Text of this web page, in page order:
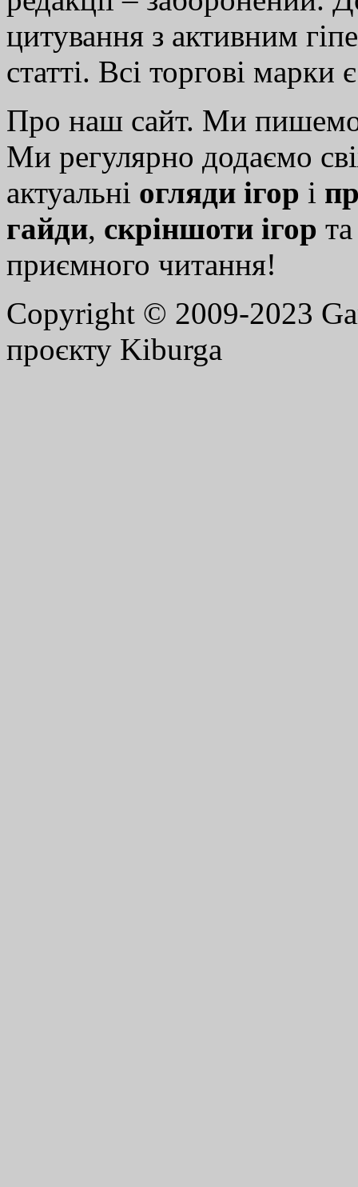
цитування з активним
статті. Всі торгові марки
Про наш сайт. Ми
Ми регулярно додаємо
актуальні огляди ігор і
гайди, скріншоти ігор
приємного читання!
Copyright © 2009-2023
проєкту Kiburga